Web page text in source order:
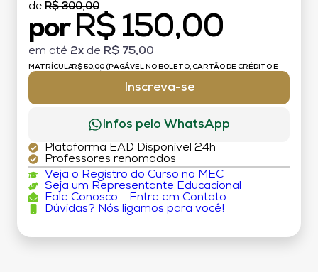
de R$ 300,00
por R$ 150,00
em até 2x de R$ 75,00
MATRÍCULA:R$ 50,00 (PAGÁVEL NO BOLETO, CARTÃO DE CRÉDITO E
Inscreva-se
Infos pelo WhatsApp
Plataforma EAD Disponível 24h
Professores renomados
Veja o Registro do Curso no MEC
Seja um Representante Educacional
Fale Conosco - Entre em Contato
Dúvidas? Nós ligamos para você!